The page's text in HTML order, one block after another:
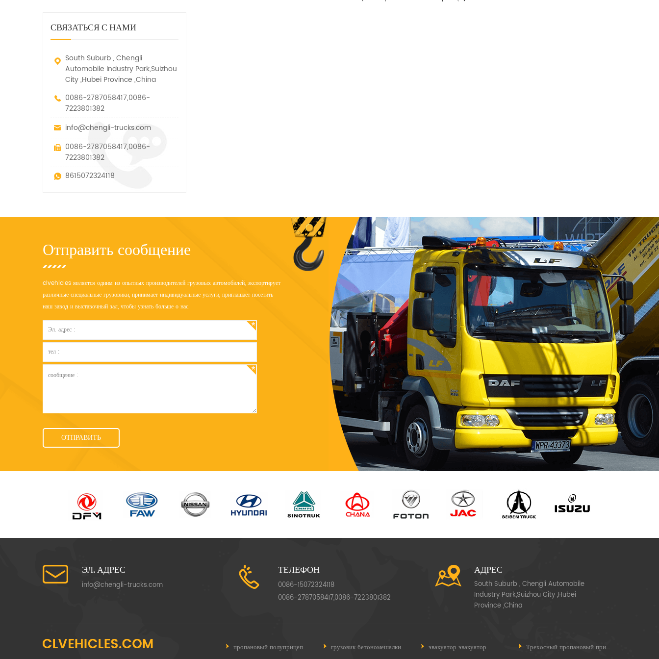
транспортные средства.
специальных транспортных
средств, которые допускаются
параметров этого вида
вытягивание и подъем тяги.
СВЯЗАТЬСЯ С НАМИ
South Suburb , Chengli
Automobile Industry Park,Suizhou
City ,Hubei Province ,China
0086-2787058417,0086-
7223801382
info@chengli-trucks.com
0086-2787058417,0086-
7223801382
8615072324118
Отправить сообщение
clvehicles является одним из опытных производителей грузовых автомобилей, экспортирует
различные специальные грузовики, принимает индивидуальные услуги, приглашает посетить
наш завод и выставочный зал, чтобы узнать больше о нас.
ЭЛ. АДРЕС
info@chengli-trucks.com
ТЕЛЕФОН
0086-15072324118
0086-2787058417,0086-7223801382
АДРЕС
South Suburb , Chengli Automobile
Industry Park,Suizhou City ,Hubei
Province ,China
пропановый полуприцеп грузовик бетономешалки эвакуатор эвакуатор Трехосный пропановый прицеп